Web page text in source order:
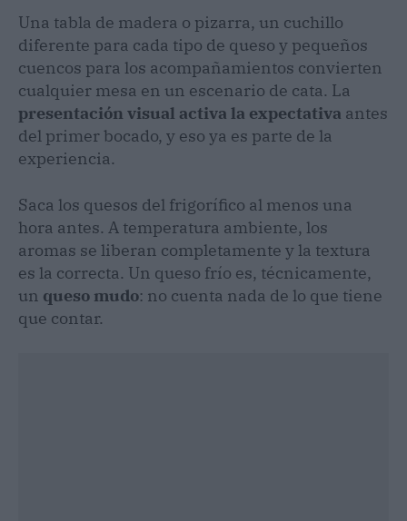
Una tabla de madera o pizarra, un cuchillo
diferente para cada tipo de queso y pequeños
cuencos para los acompañamientos convierten
cualquier mesa en un escenario de cata. La
presentación visual activa la expectativa antes
del primer bocado, y eso ya es parte de la
experiencia.
Saca los quesos del frigorífico al menos una
hora antes. A temperatura ambiente, los
aromas se liberan completamente y la textura
es la correcta. Un queso frío es, técnicamente,
un queso mudo: no cuenta nada de lo que tiene
que contar.